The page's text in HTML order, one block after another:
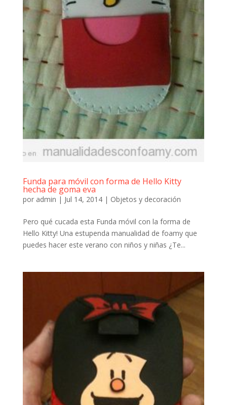
Funda para móvil con forma de Hello Kitty
hecha de goma eva
por admin | Jul 14, 2014| Objetos y decoración
Pero qué cucada esta Funda móvil con la forma de
Hello Kitty! Una estupenda manualidad de foamy que
puedes hacer este verano con niños y niñas ¿Te...